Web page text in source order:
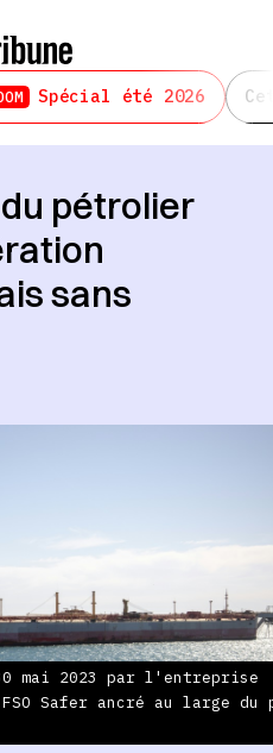
Spécial été 2026
pétrolier
sans
mai 2023 par l'entreprise
Safer ancré au large du